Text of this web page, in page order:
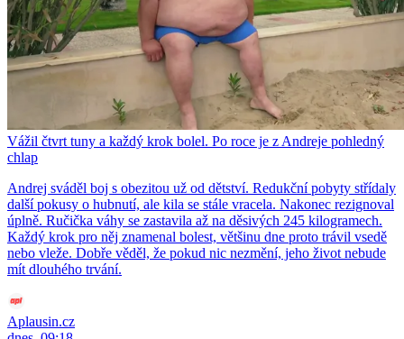
Vážil čtvrt tuny a každý krok bolel. Po roce je z Andreje pohledný
chlap
Andrej sváděl boj s obezitou už od dětství. Redukční pobyty střídaly
další pokusy o hubnutí, ale kila se stále vracela. Nakonec rezignoval
úplně. Ručička váhy se zastavila až na děsivých 245 kilogramech.
Každý krok pro něj znamenal bolest, většinu dne proto trávil vsedě
nebo vleže. Dobře věděl, že pokud nic nezmění, jeho život nebude
mít dlouhého trvání.
Aplausin.cz